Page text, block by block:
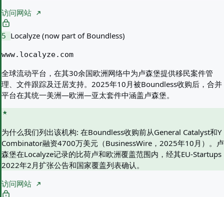
访问网站
5 Localyze (now part of Boundless)
www.localyze.com
全球流动平台，在其30余国欧洲网络中为卢森堡提供移民案件管
理、文件跟踪及迁居支持。2025年10月被Boundless收购后，合并
平台在其统一美洲—欧洲—亚太套件中涵盖卢森堡。
为什么我们列出该机构: 在Boundless收购前从General Catalyst和Y
Combinator融资4700万美元（BusinessWire，2025年10月）。卢
森堡在Localyze记录的比荷卢和欧洲覆盖范围内，经其EU-Startups
2022年2月扩张公告和国家覆盖列表确认。
访问网站